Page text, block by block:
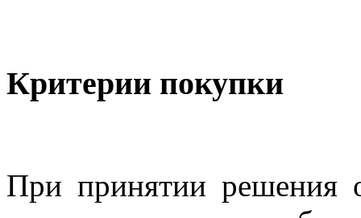
Критерии покупки
При принятии решения